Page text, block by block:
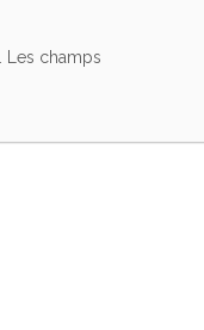
Les champs